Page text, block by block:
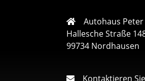
Autohaus Peter
Hallesche Straße
99734 Nordhausen
Kontaktieren